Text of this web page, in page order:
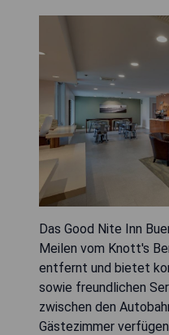
Das Good Nite Inn
Meilen vom Knott's
entfernt und bietet
sowie freundlichen
zwischen den
Gästezimmer